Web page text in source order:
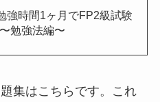
強時間1ヶ月でFP2級試験
勉強法編〜
集はこちらです。これ